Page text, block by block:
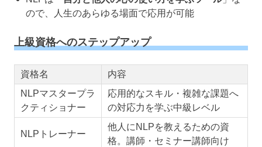
ので、人生のあらゆる場面で応用が可能
上級資格へのステップアップ
資格名
内容
NLPマスタープラ
クティショナー
応用的なスキル・複雑な課題へ
の対応力を学ぶ中級レベル
NLPトレーナー
他人にNLPを教えるための資
格。講師・セミナー講師向け